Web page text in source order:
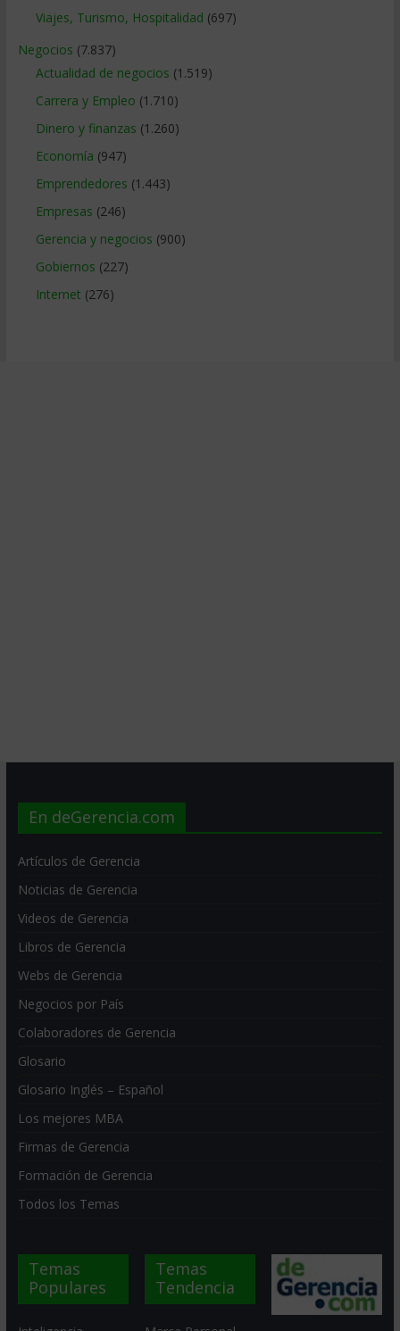
Viajes, Turismo, Hospitalidad (697)
Negocios (7.837)
Actualidad de negocios (1.519)
Carrera y Empleo (1.710)
Dinero y finanzas (1.260)
Economía (947)
Emprendedores (1.443)
Empresas (246)
Gerencia y negocios (900)
Gobiernos (227)
Internet (276)
En deGerencia.com
Artículos de Gerencia
Noticias de Gerencia
Videos de Gerencia
Libros de Gerencia
Webs de Gerencia
Negocios por País
Colaboradores de Gerencia
Glosario
Glosario Inglés – Español
Los mejores MBA
Firmas de Gerencia
Formación de Gerencia
Todos los Temas
Temas
Populares
Temas
Tendencia